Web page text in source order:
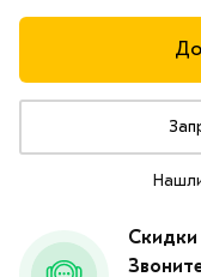
Скидки